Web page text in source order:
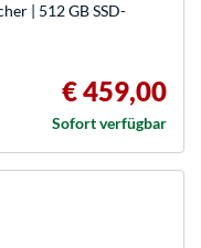
| 512 GB SSD-
€ 459,00
Sofort verfügbar